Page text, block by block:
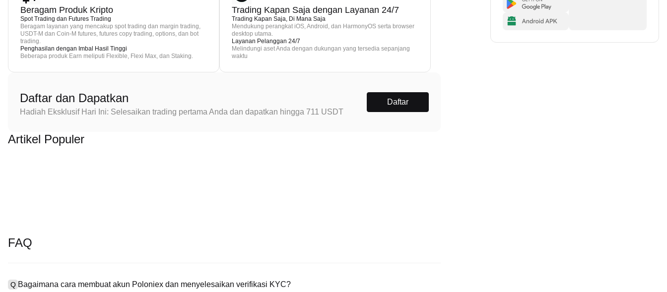
Beragam Produk Kripto
Spot Trading dan Futures Trading
Beragam layanan yang mencakup spot trading dan margin trading,
USDT-M dan Coin-M futures, futures copy trading, options, dan bot
trading.
Penghasilan dengan Imbal Hasil Tinggi
Beberapa produk Earn meliputi Flexible, Flexi Max, dan Staking.
Trading Kapan Saja dengan Layanan 24/7
Trading Kapan Saja, Di Mana Saja
Mendukung perangkat iOS, Android, dan HarmonyOS serta browser
desktop utama.
Layanan Pelanggan 24/7
Melindungi aset Anda dengan dukungan yang tersedia sepanjang
waktu
Daftar dan Dapatkan
Hadiah Eksklusif Hari Ini: Selesaikan trading pertama Anda dan dapatkan hingga 711 USDT
Daftar
Artikel Populer
FAQ
Q Bagaimana cara membuat akun Poloniex dan menyelesaikan verifikasi KYC?